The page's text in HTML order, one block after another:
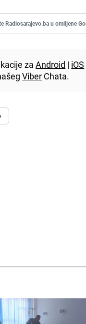
Radiosarajevo.ba u omiljene
zaAndroid | iOS
Viber Chata.